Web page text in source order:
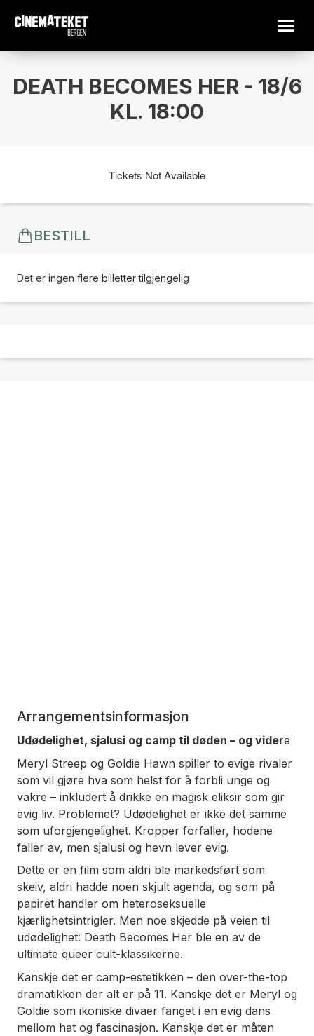
DEATH BECOMES HER - 18/6
KL. 18:00
Tickets Not Available
BESTILL
Det er ingen flere billetter tilgjengelig
Arrangementsinformasjon
Udødelighet, sjalusi og camp til døden – og videre
Meryl Streep og Goldie Hawn spiller to evige rivaler
som vil gjøre hva som helst for å forbli unge og
vakre – inkludert å drikke en magisk eliksir som gir
evig liv. Problemet? Udødelighet er ikke det samme
som uforgjengelighet. Kropper forfaller, hodene
faller av, men sjalusi og hevn lever evig.
Dette er en film som aldri ble markedsført som
skeiv, aldri hadde noen skjult agenda, og som på
papiret handler om heteroseksuelle
kjærlighetsintrigler. Men noe skjedde på veien til
udødelighet: Death Becomes Her ble en av de
ultimate queer cult-klassikerne.
Kanskje det er camp-estetikken – den over-the-top
dramatikken der alt er på 11. Kanskje det er Meryl og
Goldie som ikoniske divaer fanget i en evig dans
mellom hat og fascinasjon. Kanskje det er måten